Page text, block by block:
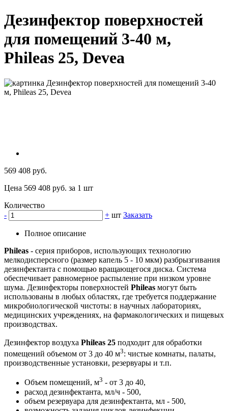
Дезинфектор поверхностей
для помещений 3-40 м,
Phileas 25, Devea
569 408 руб.
Цена 569 408 руб. за 1 шт
Количество
-
+ шт Заказать
Полное описание
Phileas - серия приборов, использующих технологию
мелкодисперсного (размер капель 5 - 10 мкм) разбрызгивания
дезинфектанта с помощью вращающегося диска. Система
обеспечивает равномерное распыление при низком уровне
шума. Дезинфекторы поверхностей Phileas могут быть
использованы в любых областях, где требуется поддержание
микробиологической чистоты: в научных лабораториях,
медицинских учреждениях, на фармакологических и пищевых
производствах.
Дезинфектор воздуха Phileas 25 подходит для обработки
помещений объемом от 3 до 40 м3: чистые комнаты, палаты,
производственные установки, резервуары и т.п.
Объем помещений, м3 - от 3 до 40,
расход дезинфектанта, мл/ч - 500,
объем резервуара для дезинфектанта, мл - 500,